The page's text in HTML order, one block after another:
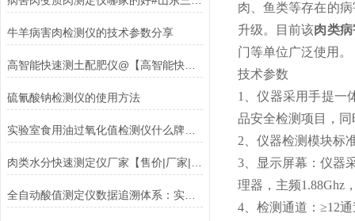
牛羊病害肉检测仪的技术参数分享
高智能快速测土配肥仪@【高智能快速测土配肥仪配肥设备厂家直售】
硫氰酸钠检测仪的使用方法
肉、鱼类等存在的
升级。目前该肉类
门等单位广泛使用。
技术参数
1、仪器采用手提一
品安全检测项目，
2、仪器检测模块标
3、显示屏幕：仪器
理器，主频1.88Ghz
4、检测通道：≥12